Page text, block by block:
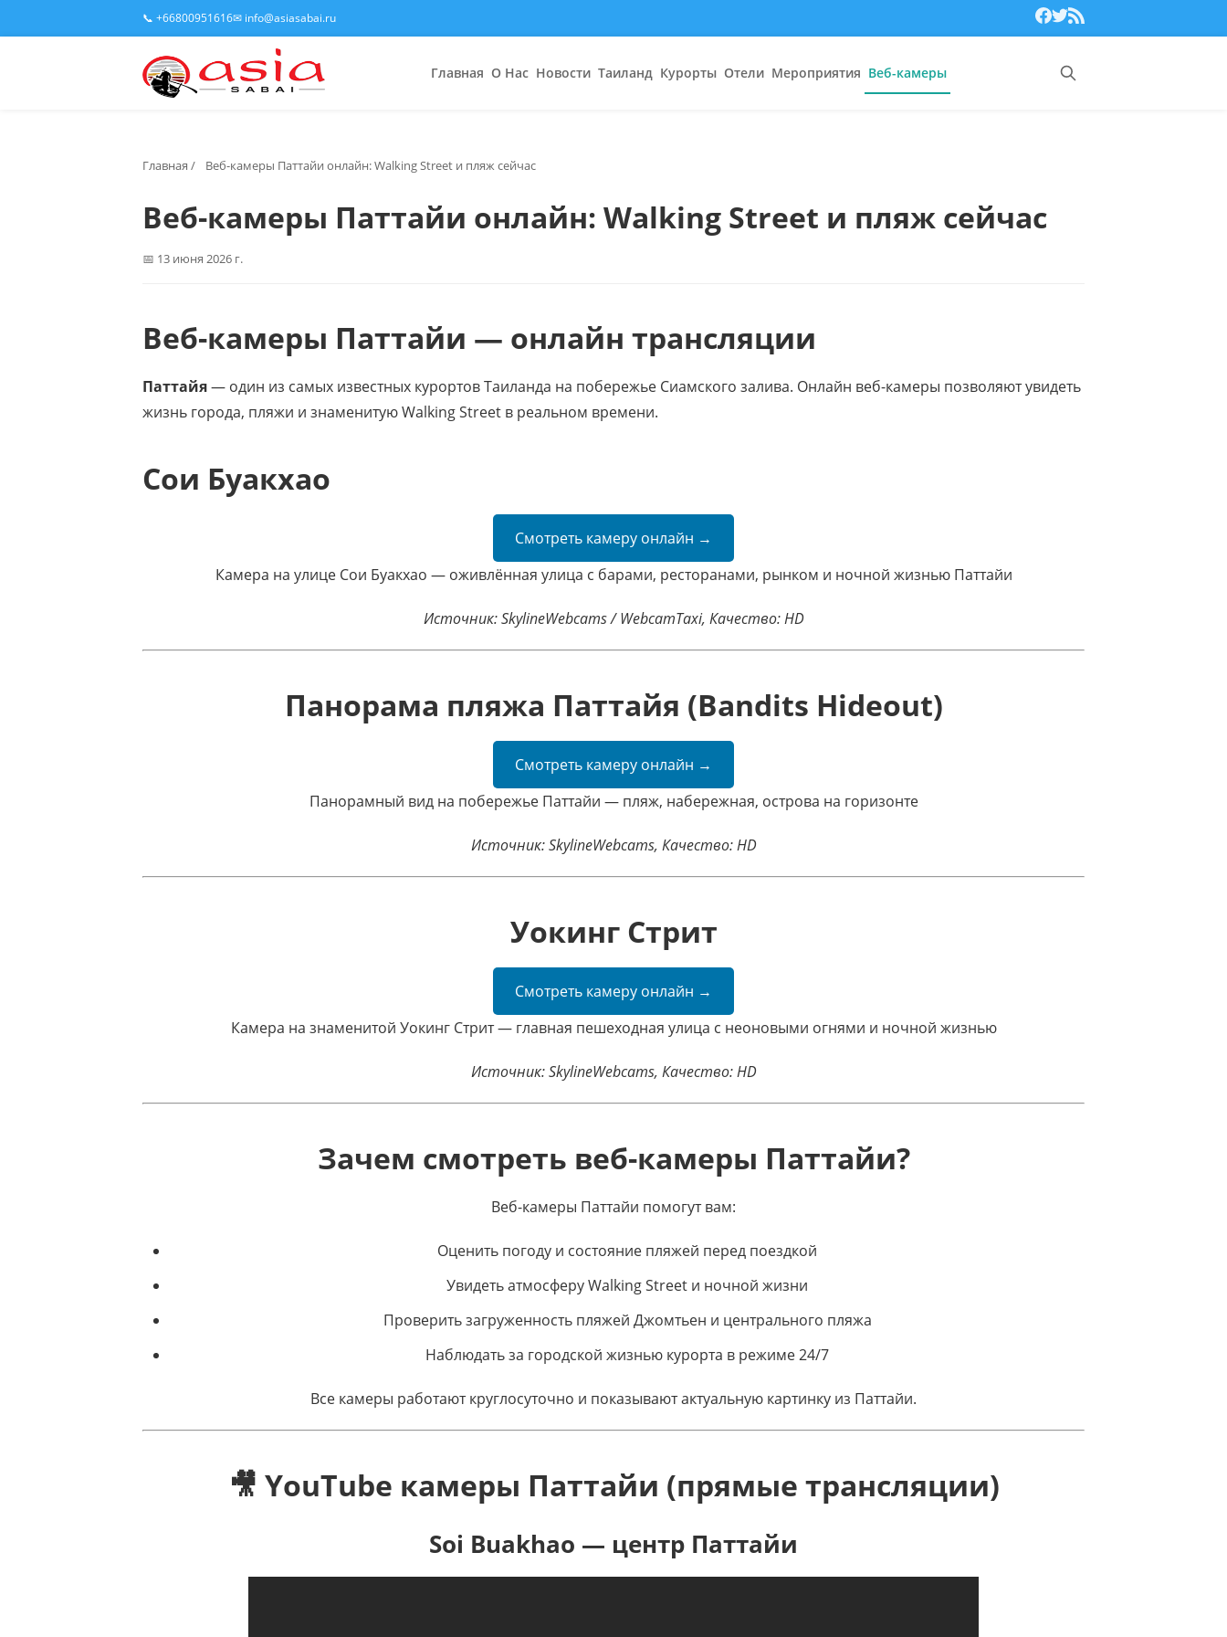
📞 +66800951616✉ info@asiasabai.ru
Главная О Нас Новости Таиланд Курорты Отели Мероприятия Веб-камеры
Главная / Веб-камеры Паттайи онлайн: Walking Street и пляж сейчас
Веб-камеры Паттайи онлайн: Walking Street и пляж сейчас
13 июня 2026 г.
Веб-камеры Паттайи — онлайн трансляции
Паттайя— один из самых известных курортов Таиланда на побережье Сиамского залива. Онлайн веб-камеры позволяют увидеть
жизнь города, пляжи и знаменитую Walking Street в реальном времени.
Сои Буакхао
Смотреть камеру онлайн →
Камера на улице Сои Буакхао — оживлённая улица с барами, ресторанами, рынком и ночной жизнью Паттайи
Источник: SkylineWebcams / WebcamTaxi, Качество: HD
Панорама пляжа Паттайя (Bandits Hideout)
Смотреть камеру онлайн →
Панорамный вид на побережье Паттайи — пляж, набережная, острова на горизонте
Источник: SkylineWebcams, Качество: HD
Уокинг Стрит
Смотреть камеру онлайн →
Камера на знаменитой Уокинг Стрит — главная пешеходная улица с неоновыми огнями и ночной жизнью
Источник: SkylineWebcams, Качество: HD
Зачем смотреть веб-камеры Паттайи?
Веб-камеры Паттайи помогут вам:
Оценить погоду и состояние пляжей перед поездкой
Увидеть атмосферу Walking Street и ночной жизни
Проверить загруженность пляжей Джомтьен и центрального пляжа
Наблюдать за городской жизнью курорта в режиме 24/7
Все камеры работают круглосуточно и показывают актуальную картинку из Паттайи.
🎥 YouTube камеры Паттайи (прямые трансляции)
Soi Buakhao — центр Паттайи